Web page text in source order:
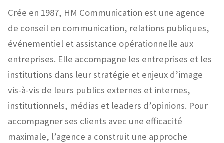
Crée en 1987, HM Communication est une agence
de conseil en communication, relations publiques,
événementiel et assistance opérationnelle aux
entreprises. Elle accompagne les entreprises et les
institutions dans leur stratégie et enjeux d’image
vis-à-vis de leurs publics externes et internes,
institutionnels, médias et leaders d’opinions. Pour
accompagner ses clients avec une efficacité
maximale, l’agence a construit une approche